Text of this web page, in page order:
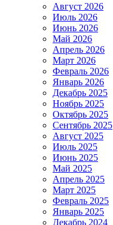
Август 2026
Июль 2026
Июнь 2026
Май 2026
Апрель 2026
Март 2026
Февраль 2026
Январь 2026
Декабрь 2025
Ноябрь 2025
Октябрь 2025
Сентябрь 2025
Август 2025
Июль 2025
Июнь 2025
Май 2025
Апрель 2025
Март 2025
Февраль 2025
Январь 2025
Декабрь 2024